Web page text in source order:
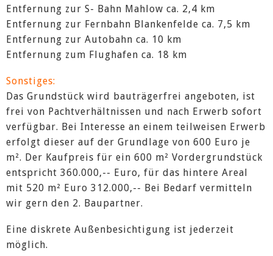
Entfernung zur S- Bahn Mahlow ca. 2,4 km
Entfernung zur Fernbahn Blankenfelde ca. 7,5 km
Entfernung zur Autobahn ca. 10 km
Entfernung zum Flughafen ca. 18 km
Sonstiges:
Das Grundstück wird bauträgerfrei angeboten, ist
frei von Pachtverhältnissen und nach Erwerb sofort
verfügbar. Bei Interesse an einem teilweisen Erwerb
erfolgt dieser auf der Grundlage von 600 Euro je
m². Der Kaufpreis für ein 600 m² Vordergrundstück
entspricht 360.000,-- Euro, für das hintere Areal
mit 520 m² Euro 312.000,-- Bei Bedarf vermitteln
wir gern den 2. Baupartner.
Eine diskrete Außenbesichtigung ist jederzeit
möglich.